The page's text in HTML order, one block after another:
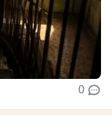
0